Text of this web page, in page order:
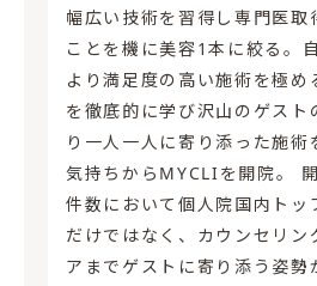
幅広い技術を習得し専門医取
ことを機に美容1本に絞る。
より満足度の高い施術を極め
を徹底的に学び沢山のゲスト
り一人一人に寄り添った施術
気持ちからMYCLIを開院。
件数において個人院国内トッ
だけではなく、カウンセリン
アまでゲストに寄り添う姿勢